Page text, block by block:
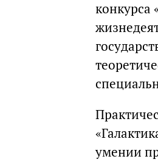
конкурса
умении